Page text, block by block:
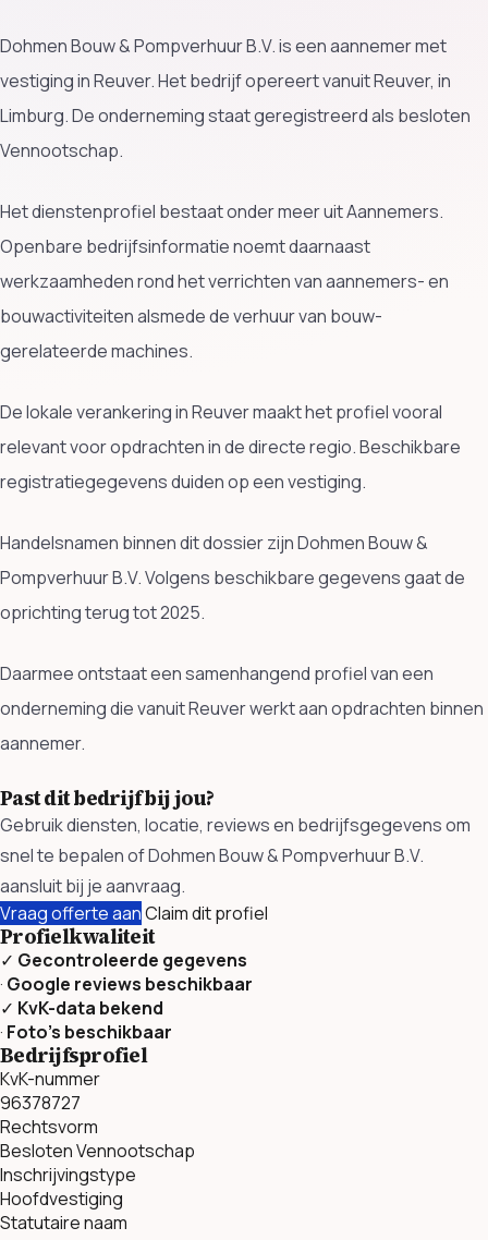
Dohmen Bouw & Pompverhuur B.V. is een aannemer met
vestiging in Reuver. Het bedrijf opereert vanuit Reuver, in
Limburg. De onderneming staat geregistreerd als besloten
Vennootschap.
Het dienstenprofiel bestaat onder meer uit Aannemers.
Openbare bedrijfsinformatie noemt daarnaast
werkzaamheden rond het verrichten van aannemers- en
bouwactiviteiten alsmede de verhuur van bouw-
gerelateerde machines.
De lokale verankering in Reuver maakt het profiel vooral
relevant voor opdrachten in de directe regio. Beschikbare
registratiegegevens duiden op een vestiging.
Handelsnamen binnen dit dossier zijn Dohmen Bouw &
Pompverhuur B.V. Volgens beschikbare gegevens gaat de
oprichting terug tot 2025.
Daarmee ontstaat een samenhangend profiel van een
onderneming die vanuit Reuver werkt aan opdrachten binnen
aannemer.
Past dit bedrijf bij jou?
Gebruik diensten, locatie, reviews en bedrijfsgegevens om
snel te bepalen of Dohmen Bouw & Pompverhuur B.V.
aansluit bij je aanvraag.
Vraag offerte aanClaim dit profiel
Profielkwaliteit
✓ Gecontroleerde gegevens
· Google reviews beschikbaar
✓ KvK-data bekend
· Foto’s beschikbaar
Bedrijfsprofiel
KvK-nummer
96378727
Rechtsvorm
Besloten Vennootschap
Inschrijvingstype
Hoofdvestiging
Statutaire naam